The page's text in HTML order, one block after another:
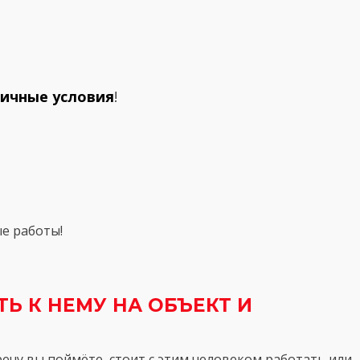
условия!
работы!
К НЕМУ НА ОБЪЕКТ И